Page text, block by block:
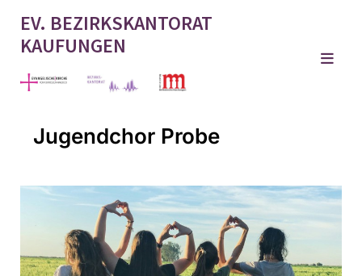
EV. BEZIRKSKANTORAT
KAUFUNGEN
Jugendchor Probe